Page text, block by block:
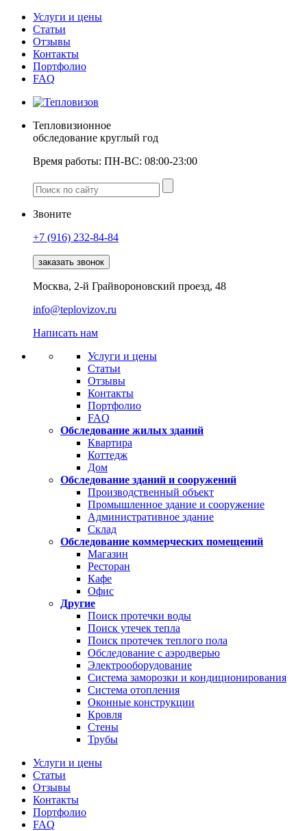
Услуги и цены
Статьи
Отзывы
Контакты
Портфолио
FAQ
Тепловизионное
обследование круглый год
Время работы: ПН-ВС: 08:00-23:00
Звоните
+7 (916) 232-84-84
заказать звонок
Москва, 2-й Грайвороновский проезд, 48
info@teplovizov.ru
Написать нам
Услуги и цены
Статьи
Отзывы
Контакты
Портфолио
FAQ
Обследование жилых зданий
Квартира
Коттедж
Дом
Обследование зданий и сооружений
Производственный объект
Промышленное здание и сооружение
Административное здание
Склад
Обследование коммерческих помещений
Магазин
Ресторан
Кафе
Офис
Другие
Поиск протечки воды
Поиск утечек тепла
Поиск протечек теплого пола
Обследование с аэродверью
Электрооборудование
Система заморозки и кондиционирования
Система отопления
Оконные конструкции
Кровля
Стены
Трубы
Услуги и цены
Статьи
Отзывы
Контакты
Портфолио
FAQ